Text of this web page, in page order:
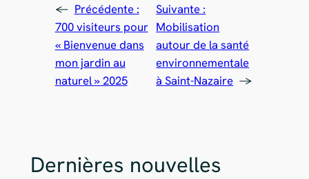
← Précédente :
700 visiteurs pour
« Bienvenue dans
mon jardin au
naturel » 2025
Suivante :
Mobilisation
autour de la santé
environnementale
à Saint-Nazaire →
Dernières nouvelles